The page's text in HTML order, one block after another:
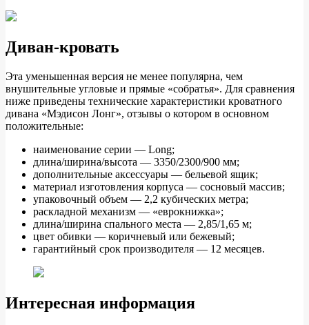
Диван-кровать
Эта уменьшенная версия не менее популярна, чем
внушительные угловые и прямые «собратья». Для сравнения
ниже приведены технические характеристики кроватного
дивана «Мэдисон Лонг», отзывы о котором в основном
положительные:
наименование серии — Long;
длина/ширина/высота — 3350/2300/900 мм;
дополнительные аксессуары — бельевой ящик;
материал изготовления корпуса — сосновый массив;
упаковочный объем — 2,2 кубических метра;
раскладной механизм — «еврокнижка»;
длина/ширина спального места — 2,85/1,65 м;
цвет обивки — коричневый или бежевый;
гарантийный срок производителя — 12 месяцев.
Интересная информация